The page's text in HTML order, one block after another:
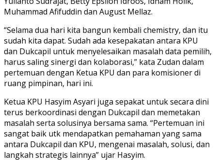
Muhammad Afifuddin dan August Mellaz.
“Selama dua hari kita bangun kembali chemistry, dan itu
sudah kita dapat. Sudah ada kesepakatan antara KPU
dan Dukcapil untuk menyelesaikan masalah data pemilih,
harus saling sinergi dan kolaborasi,” kata Zudan dalam
pertemuan dengan Ketua KPU dan para komisioner di
ruang pimpinan, hari ini.
Ketua KPU Hasyim Asyari juga sepakat untuk secara dini
terus berkoordinasi dengan Dukcapil dan memetakan
masalah serta solusinya bersama sama. “Pertemuan ini
sangat baik utk mendapatkan pemahaman yang sama
antara Dukcapil dan KPU, mengenai masalah, solusi, dan
langkah strategis lainnya” ujar Hasyim.